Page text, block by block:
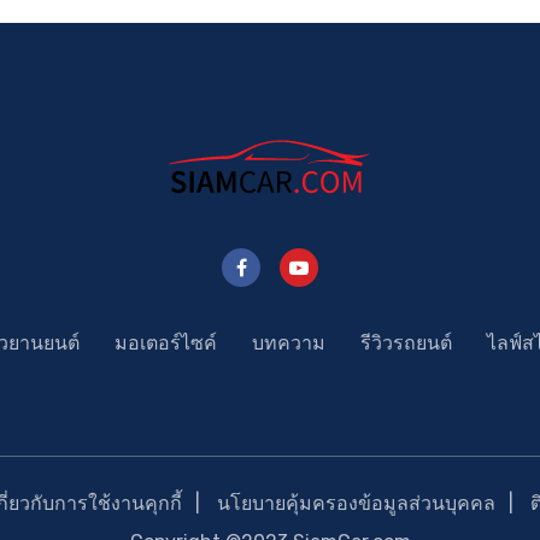
ยานยนต์ มอเตอร์ไซค์ บทความ รีวิวรถยนต์ ไลฟ์ส
ยวกับการใช้งานคุกกี้ นโยบายคุ้มครองข้อมูลส่วนบุคคล